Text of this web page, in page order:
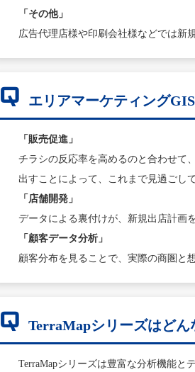
「その他」
広告代理店様や印刷会社様などでは新
Q エリアマーケティング
「販売促進」
チラシの反応率を高めるのと合わせて
出すことによって、これまで見過ごし
「店舗開発」
データによる裏付けが、新規出店計画
「顧客データ分析」
顧客分布を見ることで、実際の商圏と
Q TerraMapシリーズはど
TerraMapシリーズは豊富な分析機能と